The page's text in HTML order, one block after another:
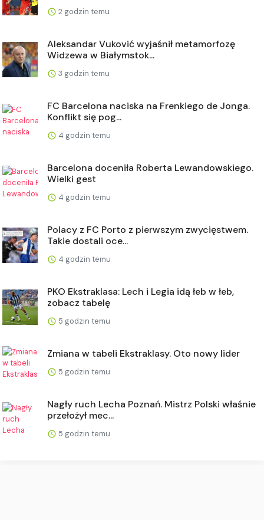
2 godzin temu
Aleksandar Vuković wyjaśnił metamorfozę
Widzewa w Białymstok...
3 godzin temu
FC Barcelona naciska na Frenkiego de Jonga.
Konflikt się pog...
4 godzin temu
Barcelona doceniła Roberta Lewandowskiego.
Wielki gest
4 godzin temu
Polacy z FC Porto z pierwszym zwycięstwem.
Takie dostali oce...
4 godzin temu
PKO Ekstraklasa: Lech i Legia idą łeb w łeb,
zobacz tabelę
5 godzin temu
Zmiana w tabeli Ekstraklasy. Oto nowy lider
5 godzin temu
Nagły ruch Lecha Poznań. Mistrz Polski właśnie
przełożył mec...
5 godzin temu